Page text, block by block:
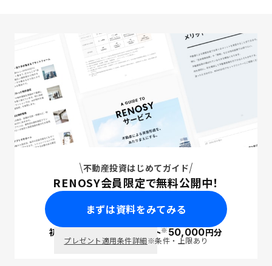
不動産投資はじめてガイド
RENOSY会員限定で無料公開中！
まずは資料をみてみる
初回面談で ポイント※50,000円分
プレゼント適用条件詳細※条件・上限あり